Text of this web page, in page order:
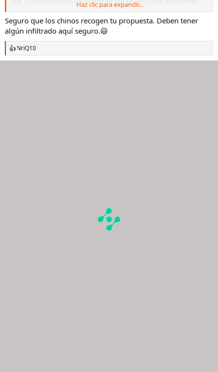
ver bien estos caucho si son del mismo color que el dial i, a lo sumo
con uno negro que vale para todos los diales.
Haz clic para expandir...
Seguro que los chinos recogen tu propuesta. Deben tener
algún infiltrado aquí seguro.😃
R
e
NriQ10